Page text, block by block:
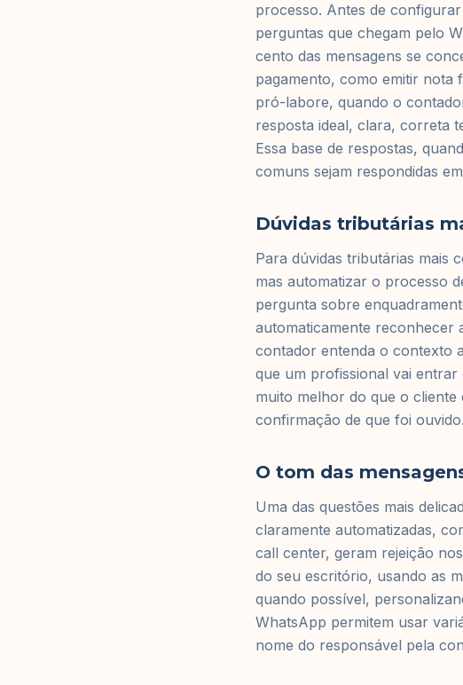
processo. Antes de
perguntas que chegam pelo
cento das mensagens se
pagamento, como emitir nota
pró-labore, quando o
resposta ideal, clara, correta
Essa base de respostas,
comuns sejam respondidas
Dúvidas tributárias
Para dúvidas tributárias mais
mas automatizar o processo
pergunta sobre
automaticamente reconhecer
contador entenda o contexto
que um profissional vai
muito melhor do que o
confirmação de que foi ouvido.
O tom das
Uma das questões mais
claramente automatizadas,
call center, geram rejeição
do seu escritório, usando as
quando possível,
WhatsApp permitem usar
nome do responsável pela